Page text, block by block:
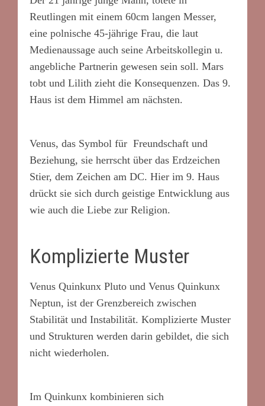
Reutlingen mit einem 60cm langen Messer,
eine polnische 45-jährige Frau, die laut
Medienaussage auch seine Arbeitskollegin u.
angebliche Partnerin gewesen sein soll. Mars
tobt und Lilith zieht die Konsequenzen. Das 9.
Haus ist dem Himmel am nächsten.
Venus, das Symbol für Freundschaft und
Beziehung, sie herrscht über das Erdzeichen
Stier, dem Zeichen am DC. Hier im 9. Haus
drückt sie sich durch geistige Entwicklung aus
wie auch die Liebe zur Religion.
Komplizierte Muster
Venus Quinkunx Pluto und Venus Quinkunx
Neptun, ist der Grenzbereich zwischen
Stabilität und Instabilität. Komplizierte Muster
und Strukturen werden darin gebildet, die sich
nicht wiederholen.
Im Quinkunx kombinieren sich